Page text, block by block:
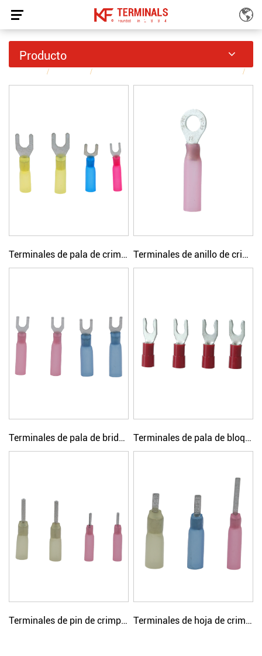
Terminales De Crimpado Simple Con Aislamiento
/ / /
Terminales de crimpado simple con aislamiento térmico
Producto
Terminales de pala de crimpado simple con aislamiento térmico Terminales de anillo de crimpado simple con aislamiento termorretráctil
Terminales de pala de brida de engarzado simple con aislamiento termorretráctil Terminales de pala de bloqueo de engarzado simple con aislamiento termorretráctil
Terminales de pin de crimpado único con aislamiento térmico Terminales de hoja de crimpado simple con aislamiento termocontraíble